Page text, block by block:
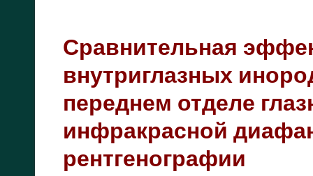
Сравнительная
внутриглазных
переднем отделе
инфракрасной
рентгенографии